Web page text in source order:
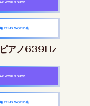
WORLD SHOP
RELAX WORLD店
ピアノ639Hz
WORLD SHOP
RELAX WORLD店